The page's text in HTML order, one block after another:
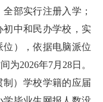
部实行注册入学；
初中和民办学校，实
），依据电脑派位
为2026年7月28日。
）学校学籍的应届